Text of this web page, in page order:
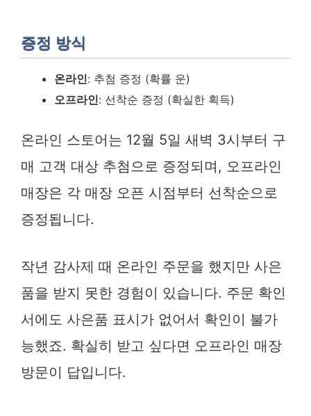
증정 방식
온라인: 추첨 증정 (확률 운)
오프라인: 선착순 증정 (확실한 획득)
온라인 스토어는 12월 5일 새벽 3시부터 구
매 고객 대상 추첨으로 증정되며, 오프라인
매장은 각 매장 오픈 시점부터 선착순으로
증정됩니다.
작년 감사제 때 온라인 주문을 했지만 사은
품을 받지 못한 경험이 있습니다. 주문 확인
서에도 사은품 표시가 없어서 확인이 불가
능했죠. 확실히 받고 싶다면 오프라인 매장
방문이 답입니다.